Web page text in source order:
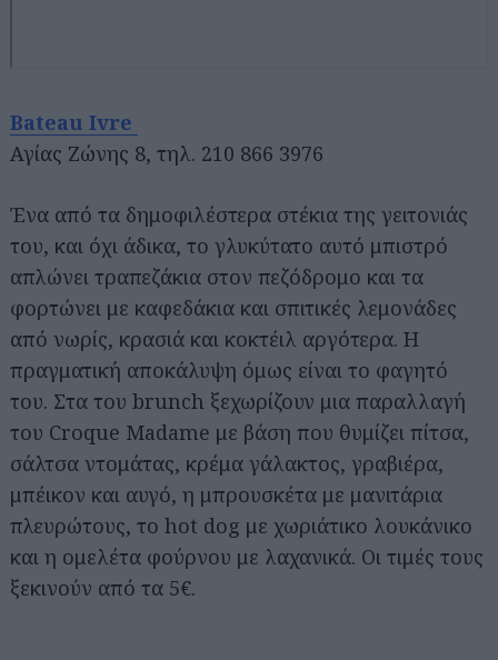
Bateau Ivre
Αγίας Ζώνης 8, τηλ. 210 866 3976
Ένα από τα δημοφιλέστερα στέκια της γειτονιάς
του, και όχι άδικα, το γλυκύτατο αυτό μπιστρό
απλώνει τραπεζάκια στον πεζόδρομο και τα
φορτώνει με καφεδάκια και σπιτικές λεμονάδες
από νωρίς, κρασιά και κοκτέιλ αργότερα. Η
πραγματική αποκάλυψη όμως είναι το φαγητό
του. Στα του brunch ξεχωρίζουν μια παραλλαγή
του Croque Madame με βάση που θυμίζει πίτσα,
σάλτσα ντομάτας, κρέμα γάλακτος, γραβιέρα,
μπέικον και αυγό, η μπρουσκέτα με μανιτάρια
πλευρώτους, το hot dog με χωριάτικο λουκάνικο
και η ομελέτα φούρνου με λαχανικά. Οι τιμές τους
ξεκινούν από τα 5€.